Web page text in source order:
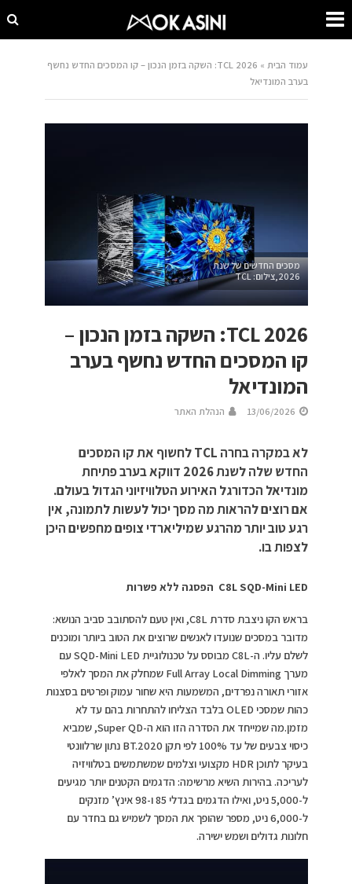
עמוד הבית »
TCL 2026: השקה בזמן הנכון – קו המסכים החדש נחשף
בערב המונדיאל
מסכים החדשים של שנת
2026,צילום: TCL
TCL 2026: השקה בזמן הנכון –
קו המסכים החדש נחשף בערב
המונדיאל
13/06/2026 הנהלת האתר
לא במקרה בחרה TCL לחשוף את קו המסכים
החדש שלה לשנת 2026 דווקא בערב פתיחת
מונדיאל הכדורגל האירוע הטלוויזיוני הגדול בעולם.
אם רוצים להראות מה מסך יכול לעשות לתמונה, אין
רגע טוב יותר מהרגע שמיליארדי צופים מחפשים היכן
לצפות בו.
C8L SQD-Mini LED הפסגה ללא פשרות
בראש הקו ניצבת סדרת C8L, ואין טעם להסתובב סביב הנושא:
מדובר במסכים שנועדו לאנשים שרוצים את הטוב ביותר ומוכנים
לשלם עליו. ה-C8L מבוסס על טכנולוגיית SQD-Mini LED עם
מערך Full Array Local Dimming שמחלק את המסך לאלפי
אזורי תאורה נפרדים, המשמעות היא שחור עמוק ופרטים בסצנות
כהות שמסכי OLED בלבד הצליחו להתחרות בהם עד לא
מזמן.מה שמייחד את הסדרה הזו הוא ה-Super QD, שמביא
כיסוי צבעים של עד 100% לפי תקן BT.2020 נתון שרלוונטי
בעיקר לתוכן HDR מקצועי וצלמים שמשתמשים בטלוויזיה
לעריכה. בהירות השיא מרשימה: הדגמים הקטנים יותר מגיעים
ל-5,000 ניט, ואילו הדגמים בגדלי 85 ו-98 אינץ’ מזנקים
ל-6,000 ניט, מספר שהופך את המסך לשמיש גם בחדר עם
חלונות גדולים ושמש ישירה.